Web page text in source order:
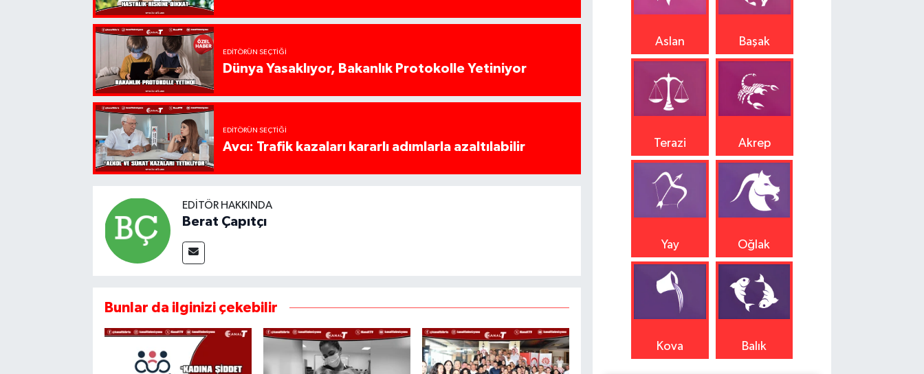
EDITÖRÜN SEÇTIĞI
Dünya Yasaklıyor, Bakanlık Protokolle Yetiniyor
EDITÖRÜN SEÇTIĞI
Avcı: Trafik kazaları kararlı adımlarla azaltılabilir
EDITÖR HAKKINDA
Berat Çapıtçı
Bunlar da ilginizi çekebilir
Aslan Başak
Terazi Akrep
Yay Oğlak
Kova Balık